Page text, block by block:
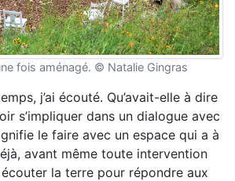
fois aménagé. © Natalie Gingras
j’ai écouté. Qu’avait-elle à dire
s’impliquer dans un dialogue avec
le faire avec un espace qui a à
avant même toute intervention
écouter la terre pour répondre aux